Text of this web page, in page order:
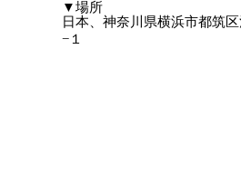
日本、神奈川県横浜市都筑
−１
​▼場所